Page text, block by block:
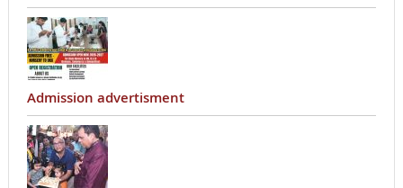
Admission advertisment